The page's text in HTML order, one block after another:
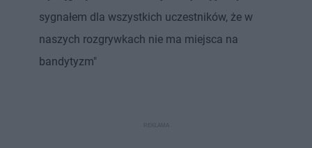
sygnałem dla wszystkich uczestników, że w
naszych rozgrywkach nie ma miejsca na
bandytyzm"